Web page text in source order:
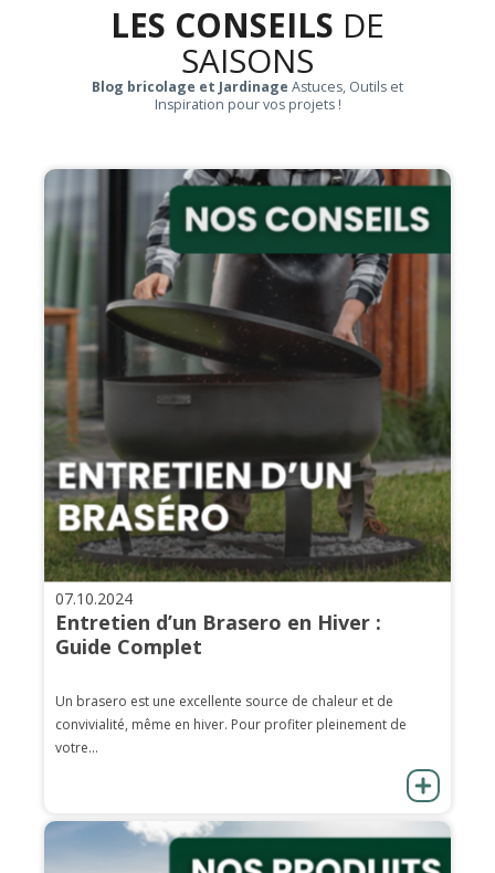
LES CONSEILS DE
SAISONS
Blog bricolage et Jardinage Astuces, Outils et
Inspiration pour vos projets !
07.10.2024
Entretien d’un Brasero en Hiver :
Guide Complet
Un brasero est une excellente source de chaleur et de
convivialité, même en hiver. Pour profiter pleinement de
votre...